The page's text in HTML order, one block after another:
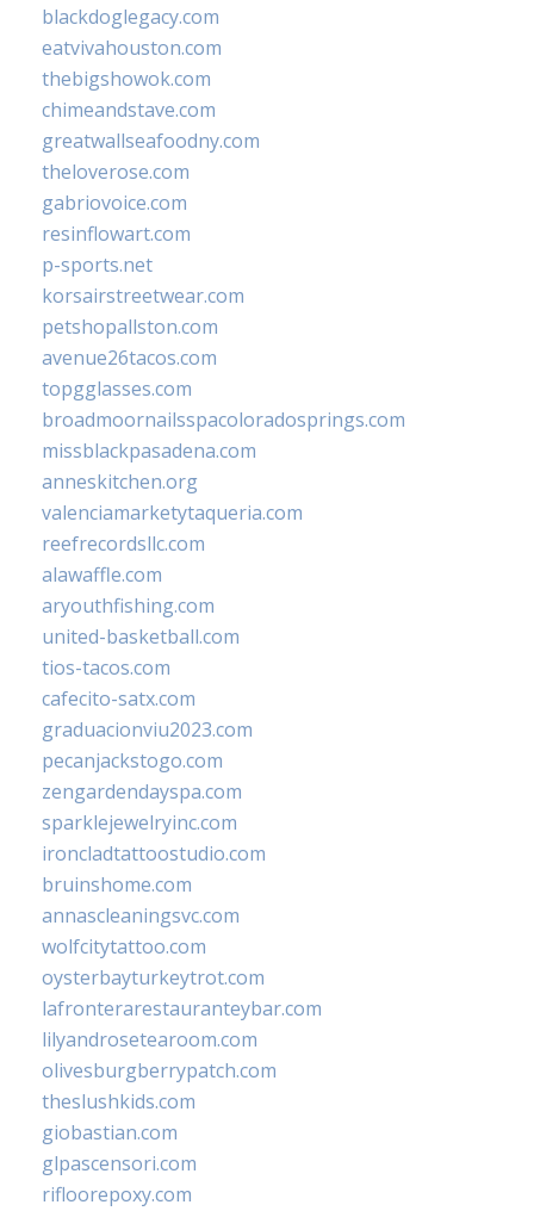
blackdoglegacy.com
eatvivahouston.com
thebigshowok.com
chimeandstave.com
greatwallseafoodny.com
theloverose.com
gabriovoice.com
resinflowart.com
p-sports.net
korsairstreetwear.com
petshopallston.com
avenue26tacos.com
topgglasses.com
broadmoornailsspacoloradosprings.com
missblackpasadena.com
anneskitchen.org
valenciamarketytaqueria.com
reefrecordsllc.com
alawaffle.com
aryouthfishing.com
united-basketball.com
tios-tacos.com
cafecito-satx.com
graduacionviu2023.com
pecanjackstogo.com
zengardendayspa.com
sparklejewelryinc.com
ironcladtattoostudio.com
bruinshome.com
annascleaningsvc.com
wolfcitytattoo.com
oysterbayturkeytrot.com
lafronterarestauranteybar.com
lilyandrosetearoom.com
olivesburgberrypatch.com
theslushkids.com
giobastian.com
glpascensori.com
rifloorepoxy.com